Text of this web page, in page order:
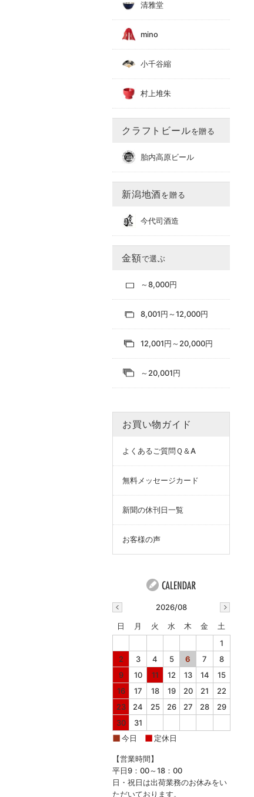
清雅堂
mino
小千谷縮
村上堆朱
クラフトビールを贈る
胎内高原ビール
新潟地酒を贈る
今代司酒造
金額で選ぶ
～8,000円
8,001円～12,000円
12,001円～20,000円
～20,001円
お買い物ガイド
よくあるご質問Ｑ＆A
無料メッセージカード
新聞の休刊日一覧
お客様の声
2026/08
日
月 火 水 木 金
土
1
2
3 4 5 6 7
8
9
10 11 12 13 14
15
16
17 18 19 20 21
22
23
24 25 26 27 28
29
30
31
■今日 ■ 定休日
【営業時間】
平日9：00～18：00
日・祝日は出荷業務のお休みをい
ただいております。